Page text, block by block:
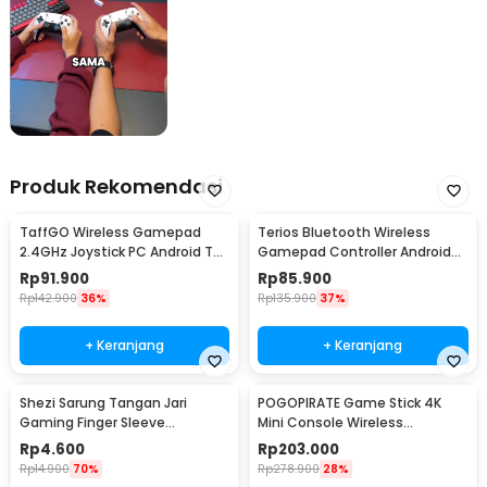
Produk Rekomendasi
TaffGO Wireless Gamepad
2.4GHz Joystick PC Android TV
Box USB Dongle - TGZ-850M
Rp91.900
Rp142.900 36%
+ Keranjang
Terios Bluetooth Wireless
Gamepad Controller Android
iOS Smart TV Box - X3
Rp85.900
Rp135.900 37%
+ Keranjang
Shezi Sarung Tangan Jari
Gaming Finger Sleeve
Breathable Touchscreen - S02
Rp4.600
Rp14.900 70%
POGOPIRATE Game Stick 4K
Mini Console Wireless
Controller 2.4G - GD10 X2
Rp203.000
Rp278.900 28%